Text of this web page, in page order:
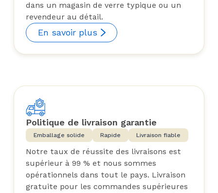
dans un magasin de verre typique ou un
revendeur au détail.
En savoir plus
Politique de livraison garantie
Emballage solide Rapide Livraison fiable
Notre taux de réussite des livraisons est
supérieur à 99 % et nous sommes
opérationnels dans tout le pays. Livraison
gratuite pour les commandes supérieures